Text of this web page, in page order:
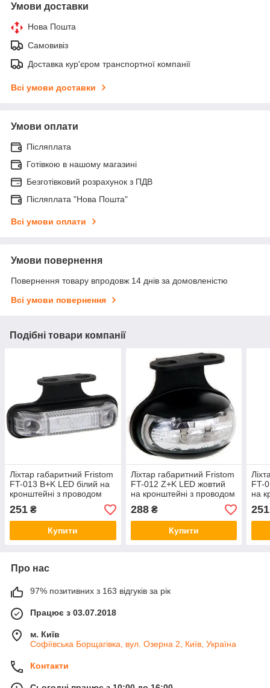
Умови доставки
Нова Пошта
Самовивіз
Доставка кур'єром транспортної компанії
Всі умови доставки
Умови оплати
Післяплата
Готівкою в нашому магазині
Безготівковий розрахунок з ПДВ
Післяплата "Нова Пошта"
Всі умови оплати
Умови повернення
Повернення товару впродовж 14 днів за домовленістю
Всі умови повернення
Подібні товари компанії
Ліхтар габаритний Fristom
FT-013 B+K LED білий на
кронштейні з проводом
251 ₴
Купити
Ліхтар габаритний Fristom
FT-012 Z+K LED жовтий
на кронштейні з проводом
288₴
Купити
FT-
на
251
Про нас
97% позитивних з 163 відгуків за рік
Працює з 03.07.2018
м. Київ
Софіївська Борщагівка, вул. Озерна 2, Київ, Україна
Контакти